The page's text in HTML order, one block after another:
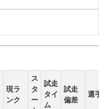
現ラ
ンク
ス
タ
ー
試走
タイ
ム
試走
偏差
選手